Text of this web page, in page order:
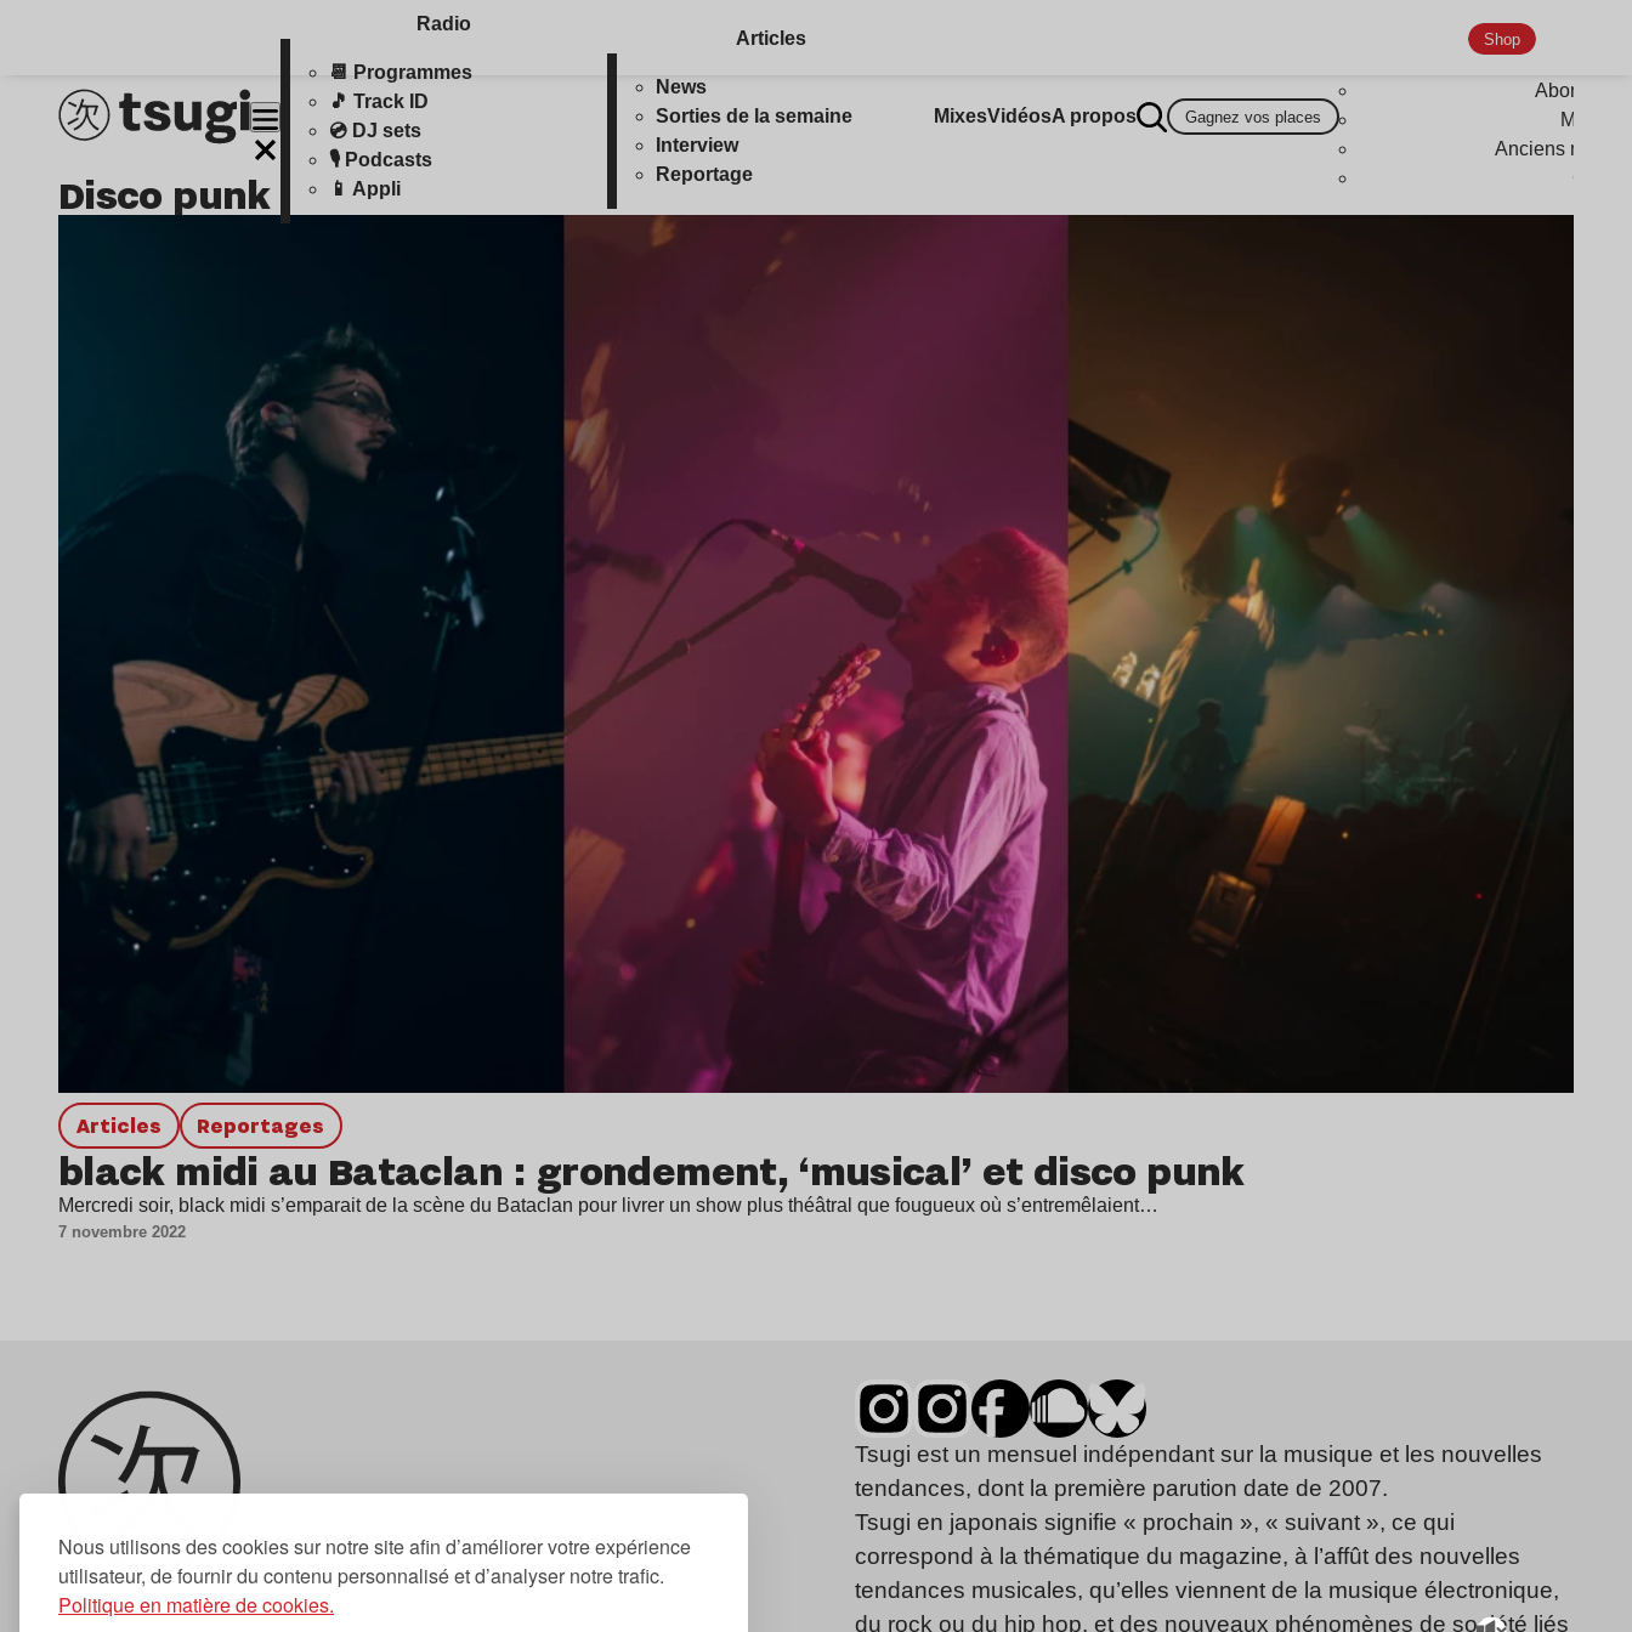
Nous utilisons des cookies sur notre site afin d’améliorer votre expérience
utilisateur, de fournir du contenu personnalisé et d’analyser notre trafic.
Politique en matière de cookies.
Radio
📆 Programmes
🎵 Track ID
💿 DJ sets
🎙️ Podcasts
📱 Appli
Articles
News
Sorties de la semaine
Interview
Reportage
MixesVidéosA propos Gagnez vos places
Shop
Anciens
disco punk
Articles Reportages
black midi au Bataclan : grondement, ‘musical’ et disco punk
Mercredi soir, black midi s’emparait de la scène du Bataclan pour livrer un show plus théâtral que fougueux où s’entremêlaient…
7 novembre 2022
Tsugi est un mensuel indépendant sur la musique et les nouvelles
tendances, dont la première parution date de 2007.
Tsugi en japonais signifie « prochain », « suivant », ce qui
correspond à la thématique du magazine, à l’affût des nouvelles
tendances musicales, qu’elles viennent de la musique électronique,
du rock ou du hip hop, et des nouveaux phénomènes de société liés